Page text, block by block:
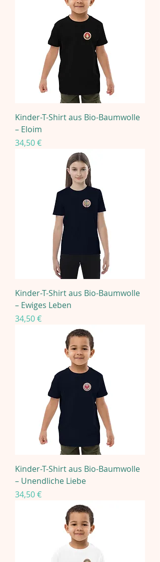
Kinder-T-Shirt aus Bio-Baumwolle
– Eloim
Preis
34,50 €
Kinder-T-Shirt aus Bio-Baumwolle
– Ewiges Leben
Preis
34,50 €
Kinder-T-Shirt aus Bio-Baumwolle
– Unendliche Liebe
Preis
34,50 €